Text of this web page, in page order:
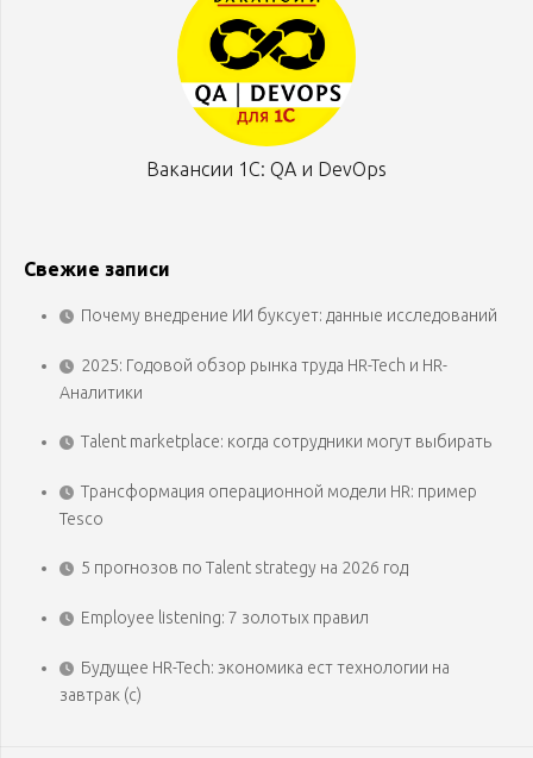
Вакансии 1С: QA и DevOps
Свежие записи
Почему внедрение ИИ буксует: данные исследований
2025: Годовой обзор рынка труда HR-Tech и HR-
Аналитики
Talent marketplace: когда сотрудники могут выбирать
Трансформация операционной модели HR: пример
Tesco
5 прогнозов по Talent strategy на 2026 год
Employee listening: 7 золотых правил
Будущее HR-Tech: экономика ест технологии на
завтрак (с)